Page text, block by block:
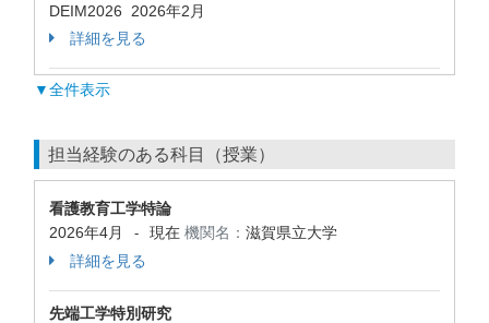
DEIM2026 2026年2月
詳細を見る
▼全件表示
担当経験のある科目（授業）
看護教育工学特論
2026年4月
- 現在 機関名： 滋賀県立大学
詳細を見る
先端工学特別研究